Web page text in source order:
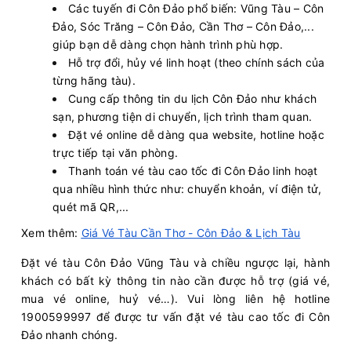
Các tuyến đi Côn Đảo phổ biến: Vũng Tàu – Côn
Đảo, Sóc Trăng – Côn Đảo, Cần Thơ – Côn Đảo,...
giúp bạn dễ dàng chọn hành trình phù hợp.
Hỗ trợ đổi, hủy vé linh hoạt (theo chính sách của
từng hãng tàu).
Cung cấp thông tin du lịch Côn Đảo như khách
sạn, phương tiện di chuyển, lịch trình tham quan.
Đặt vé online dễ dàng qua website, hotline hoặc
trực tiếp tại văn phòng.
Thanh toán vé tàu cao tốc đi Côn Đảo linh hoạt
qua nhiều hình thức như: chuyển khoản, ví điện tử,
quét mã QR,...
Xem thêm: Giá Vé Tàu Cần Thơ - Côn Đảo & Lịch Tàu
Đặt vé tàu Côn Đảo Vũng Tàu và chiều ngược lại, hành
khách có bất kỳ thông tin nào cần được hỗ trợ (giá vé,
mua vé online, huỷ vé…). Vui lòng liên hệ hotline
1900599997 để được tư vấn đặt vé tàu cao tốc đi Côn
Đảo nhanh chóng.